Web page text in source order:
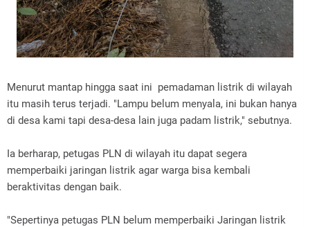
Menurut mantap hingga saat ini pemadaman listrik di wilayah
itu masih terus terjadi. "Lampu belum menyala, ini bukan hanya
di desa kami tapi desa-desa lain juga padam listrik," sebutnya.
Ia berharap, petugas PLN di wilayah itu dapat segera
memperbaiki jaringan listrik agar warga bisa kembali
beraktivitas dengan baik.
"Sepertinya petugas PLN belum memperbaiki Jaringan listrik